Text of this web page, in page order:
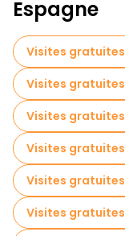
Billets d'entrée
Musées en
Visite gratuite
Visites de
Tours à vélo à
Visites
Espagne
Visites
Visites
Visites
Visites
Visites
Visites